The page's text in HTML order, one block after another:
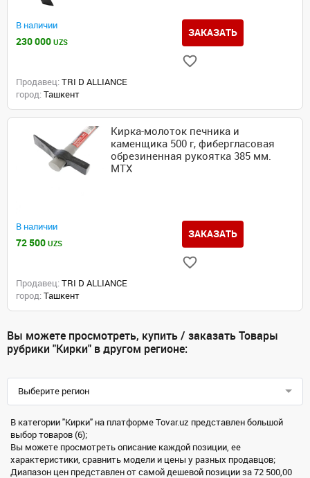
В наличии
230 000 UZS
ЗАКАЗАТЬ
Продавец: TRI D ALLIANCE
город: Ташкент
Кирка-молоток печника и
каменщика 500 г, фибергласовая
обрезиненная рукоятка 385 мм.
MTX
В наличии
72 500 UZS
ЗАКАЗАТЬ
Продавец: TRI D ALLIANCE
город: Ташкент
Вы можете просмотреть, купить / заказать Товары
рубрики "Кирки" в другом регионе:
Выберите регион
В категории "Кирки" на платформе Tovar.uz представлен большой
выбор товаров (6);
Вы можете просмотреть описание каждой позиции, ее
характеристики, сравнить модели и цены у разных продавцов;
Диапазон цен представлен от самой дешевой позиции за 72 500,00